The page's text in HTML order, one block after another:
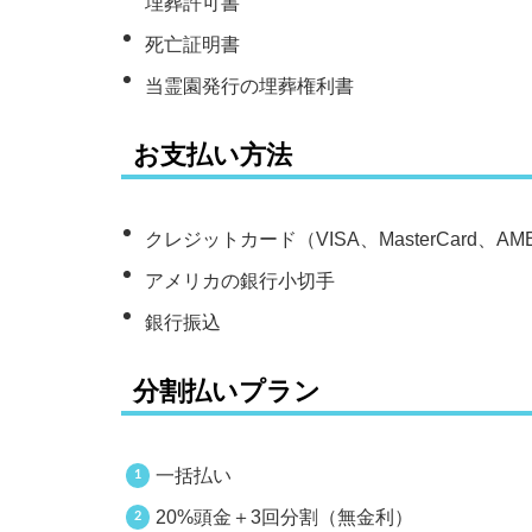
死亡証明書
当霊園発行の埋葬権利書
お支払い方法
クレジットカード（VISA、MasterCard、
アメリカの銀行小切手
銀行振込
分割払いプラン
一括払い
20%頭金＋3回分割（無金利）